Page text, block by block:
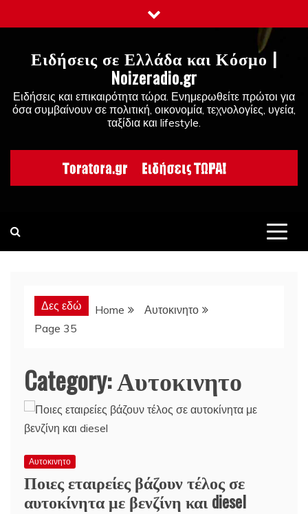
to
Ειδήσεις σε Ελλάδα και Κόσμο |
Noizeradio.gr
Ειδήσεις και επικαιρότητα τώρα. Ενημερωθείτε πρώτοι για
όσα συμβαίνουν σε πολιτική, οικονομία, τεχνολογίες, υγεία,
ταξίδια και lifestyle.
Δες εδώ Home
Αυτοκινητο
Page 35
Category:Αυτοκινητο
Αυτοκινητο
Ποιες εταιρείες βάζουν τέλος σε
αυτοκίνητα με βενζίνη και diesel